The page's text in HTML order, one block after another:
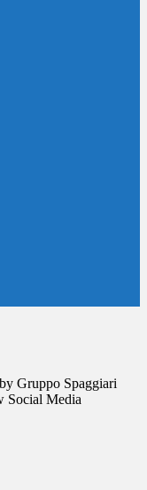
Gruppo Spaggiari
Social Media